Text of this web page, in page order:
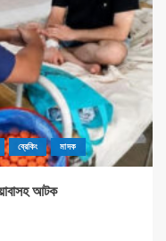
ব্রেকিং মাদক
আটক